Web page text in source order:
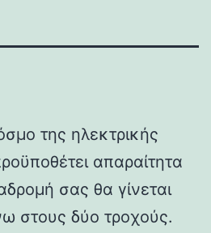
της ηλεκτρικής
απαραίτητα
σας θα γίνεται
στους δύο τροχούς.